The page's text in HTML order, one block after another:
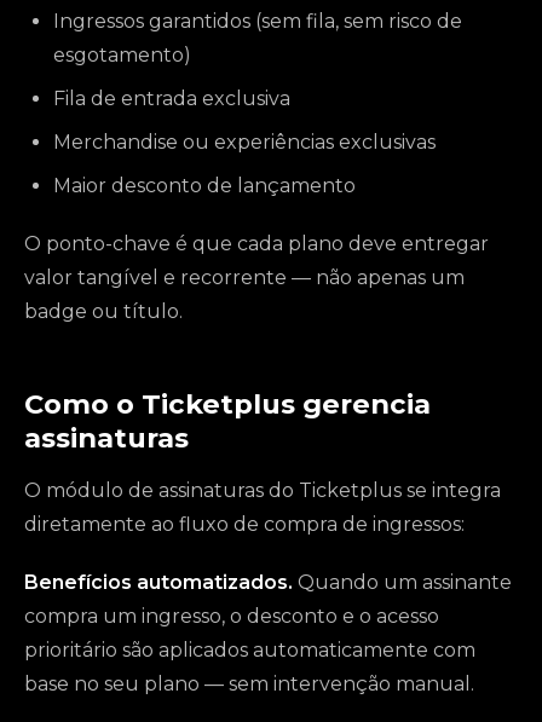
Ingressos garantidos (sem fila, sem risco de
esgotamento)
Fila de entrada exclusiva
Merchandise ou experiências exclusivas
Maior desconto de lançamento
O ponto-chave é que cada plano deve entregar
valor tangível e recorrente — não apenas um
badge ou título.
Como o Ticketplus gerencia
assinaturas
O módulo de assinaturas do Ticketplus se integra
diretamente ao fluxo de compra de ingressos:
Benefícios automatizados. Quando um assinante
compra um ingresso, o desconto e o acesso
prioritário são aplicados automaticamente com
base no seu plano — sem intervenção manual.